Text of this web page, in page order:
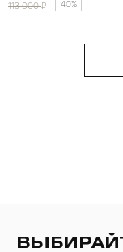
113 000₽ 40%